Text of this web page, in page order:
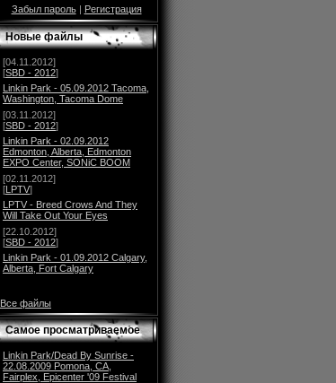
Забыл пароль| Регистрация
Новые файлы
[04.11.2012]
[SBD - 2012]
Linkin Park - 05.09.2012 Tacoma,
Washington, Tacoma Dome
[03.11.2012]
[SBD - 2012]
Linkin Park - 02.09.2012
Edmonton, Alberta, Edmonton
EXPO Center, SONiC BOOM
[02.11.2012]
[LPTV]
LPTV - Breed Crows And They
Will Take Out Your Eyes
[22.10.2012]
[SBD - 2012]
Linkin Park - 01.09.2012 Calgary,
Alberta, Fort Calgary
Все файлы
Самое просматриваемое
Linkin Park/Dead By Sunrise -
22.08.2009 Pomona, CA,
Fairplex, Epicenter '09 Festival